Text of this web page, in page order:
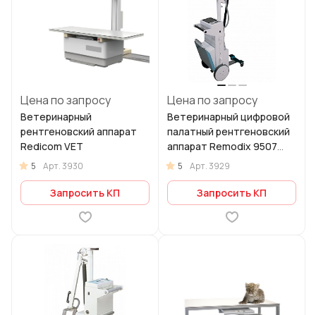
Цена по запросу
Ветеринарный
рентгеновский аппарат
Redicom VET
5 Арт.3930
Запросить КП
Цена по запросу
Ветеринарный цифровой
палатный рентгеновский
аппарат Remodix 9507
VET
5 Арт.3929
Запросить КП